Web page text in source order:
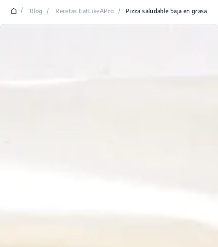
/ Blog / Recetas EatLikeAPro / Pizza saludable baja en grasa